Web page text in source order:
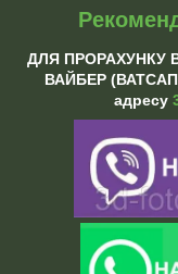
ДЛЯ ПРОРАХУНКУ
ВАЙБЕР (ВАТСАП)
адресу